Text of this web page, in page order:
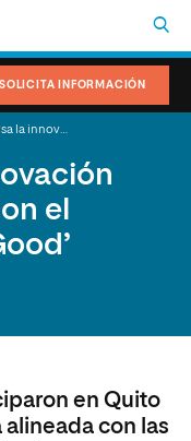
SOLICITA INFORMACIÓN
el
en Quito
con las